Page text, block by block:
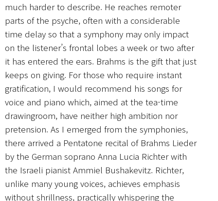
much harder to describe. He reaches remoter
parts of the psyche, often with a considerable
time delay so that a symphony may only impact
on the listener’s frontal lobes a week or two after
it has entered the ears. Brahms is the gift that just
keeps on giving. For those who require instant
gratification, I would recommend his songs for
voice and piano which, aimed at the tea-time
drawingroom, have neither high ambition nor
pretension. As I emerged from the symphonies,
there arrived a Pentatone recital of Brahms Lieder
by the German soprano Anna Lucia Richter with
the Israeli pianist Ammiel Bushakevitz. Richter,
unlike many young voices, achieves emphasis
without shrillness, practically whispering the